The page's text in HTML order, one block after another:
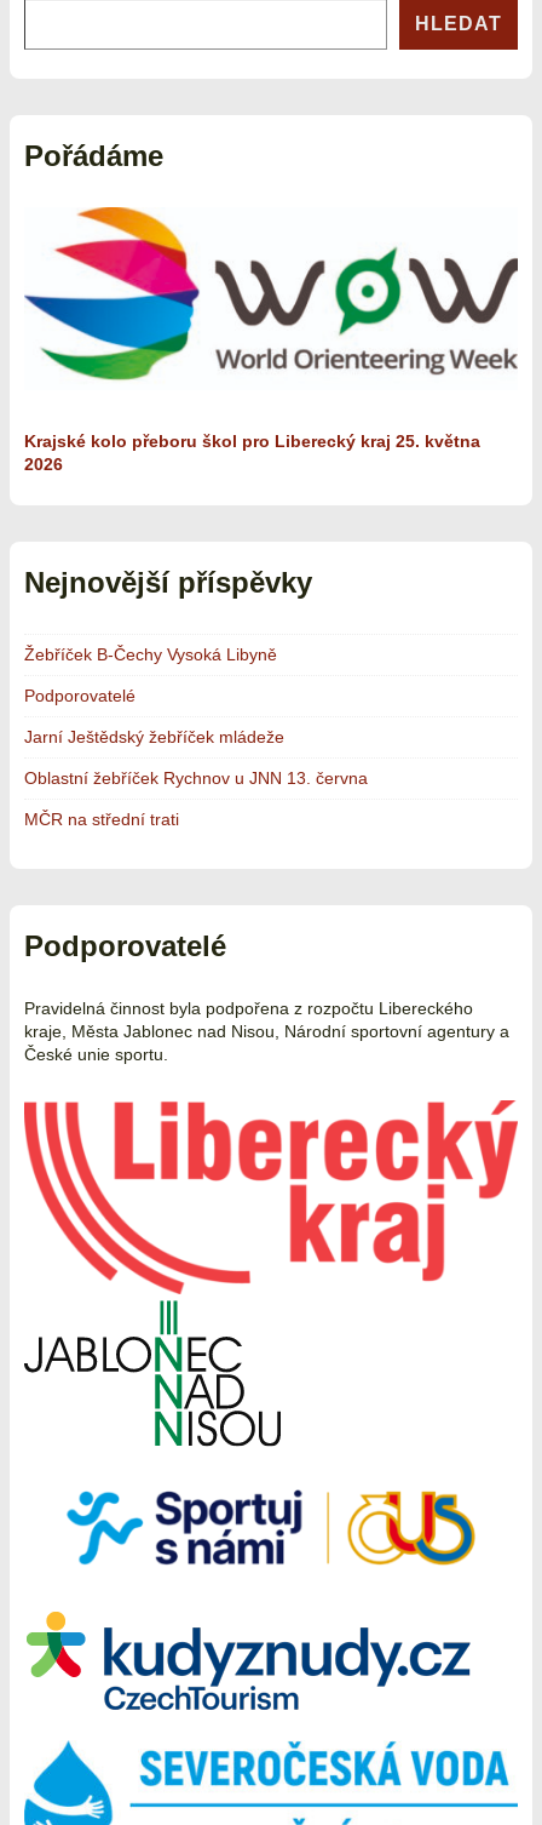
HLEDAT
Pořádáme
Krajské kolo přeboru škol pro Liberecký kraj 25. května
2026
Nejnovější příspěvky
Žebříček B-Čechy Vysoká Libyně
Podporovatelé
Jarní Ještědský žebříček mládeže
Oblastní žebříček Rychnov u JNN 13. června
MČR na střední trati
Podporovatelé
Pravidelná činnost byla podpořena z rozpočtu Libereckého
kraje, Města Jablonec nad Nisou, Národní sportovní agentury a
České unie sportu.